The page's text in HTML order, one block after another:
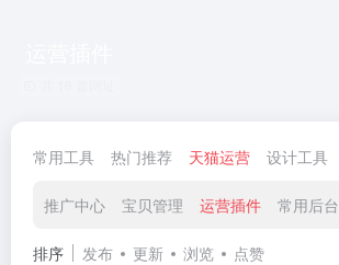
常用工具 热门推荐 天猫运营 设计工具
推广中心 宝贝管理 运营插件 常用后台
排序 发布 更新 浏览 点赞